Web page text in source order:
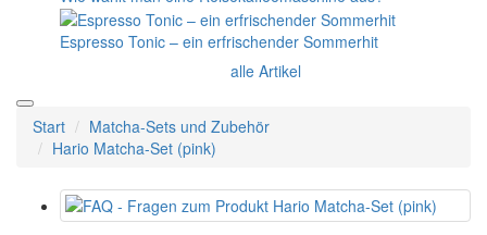
Espresso Tonic – ein erfrischender Sommerhit
alle Artikel
Start
Matcha-Sets und Zubehör
Hario Matcha-Set (pink)